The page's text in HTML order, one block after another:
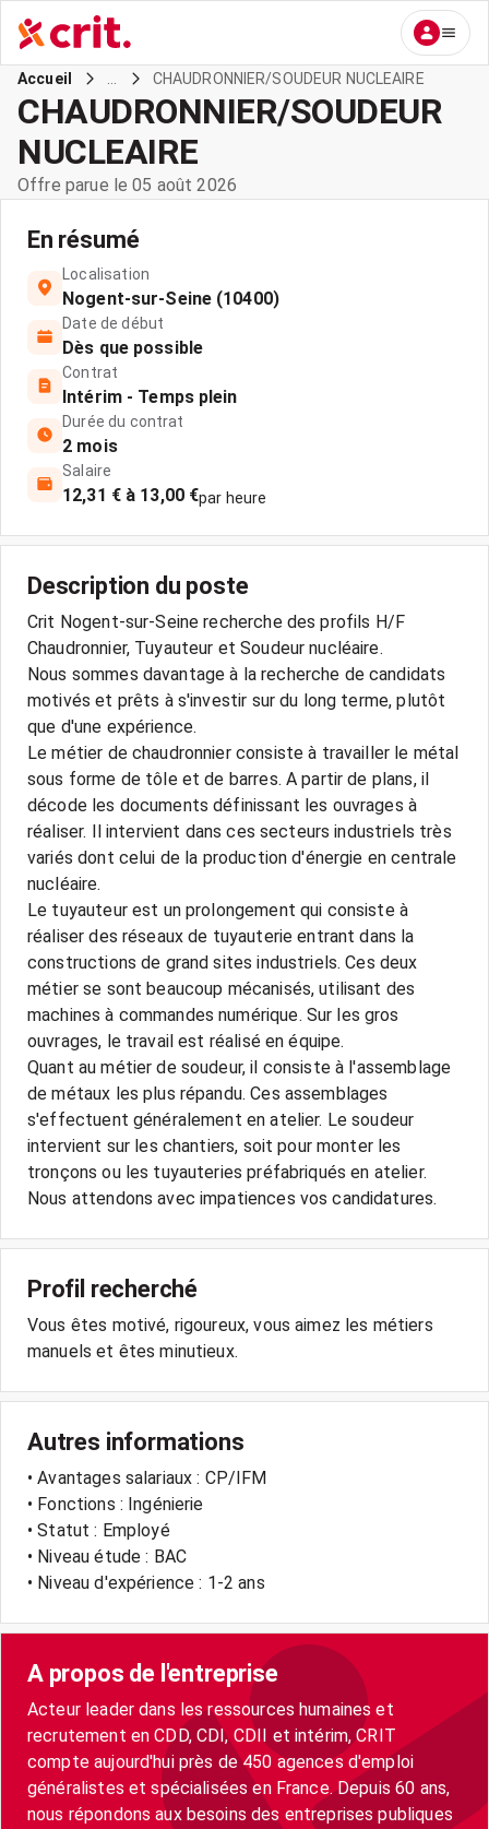
Accueil CHAUDRONNIER/SOUDEUR NUCLEAIRE
CHAUDRONNIER/SOUDEUR
NUCLEAIRE
Offre parue le 05 août 2026
En résumé
Localisation
Nogent-sur-Seine (10400)
Date de début
Dès que possible
Contrat
Intérim - Temps plein
Durée du contrat
2 mois
Salaire
12,31 € à 13,00 €par heure
Description du poste
Crit Nogent-sur-Seine recherche des profils H/F
Chaudronnier, Tuyauteur et Soudeur nucléaire.
Nous sommes davantage à la recherche de candidats
motivés et prêts à s'investir sur du long terme, plutôt
que d'une expérience.
Le métier de chaudronnier consiste à travailler le métal
sous forme de tôle et de barres. A partir de plans, il
décode les documents définissant les ouvrages à
réaliser. Il intervient dans ces secteurs industriels très
variés dont celui de la production d'énergie en centrale
nucléaire.
Le tuyauteur est un prolongement qui consiste à
réaliser des réseaux de tuyauterie entrant dans la
constructions de grand sites industriels. Ces deux
métier se sont beaucoup mécanisés, utilisant des
machines à commandes numérique. Sur les gros
ouvrages, le travail est réalisé en équipe.
Quant au métier de soudeur, il consiste à l'assemblage
de métaux les plus répandu. Ces assemblages
s'effectuent généralement en atelier. Le soudeur
intervient sur les chantiers, soit pour monter les
tronçons ou les tuyauteries préfabriqués en atelier.
Profil recherché
Vous êtes motivé, rigoureux, vous aimez les métiers
Autres informations
• Avantages salariaux : CP/IFM
• Fonctions : Ingénierie
• Statut : Employé
• Niveau étude : BAC
• Niveau d'expérience : 1-2 ans
A propos de l'entreprise
Acteur leader dans les ressources humaines et
recrutement en CDD, CDI, CDII et intérim, CRIT
compte aujourd'hui près de 450 agences d'emploi
généralistes et spécialisées en France. Depuis 60 ans,
nous répondons aux besoins des entreprises publiques